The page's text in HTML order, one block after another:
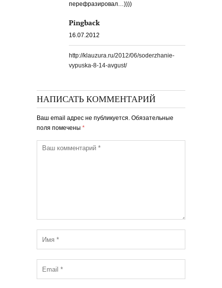
перефразировал…))))
Pingback
16.07.2012
http://klauzura.ru/2012/06/soderzhanie-
vypuska-8-14-avgust/
НАПИСАТЬ КОММЕНТАРИЙ
Ваш email адрес не публикуется. Обязательные
поля помечены *